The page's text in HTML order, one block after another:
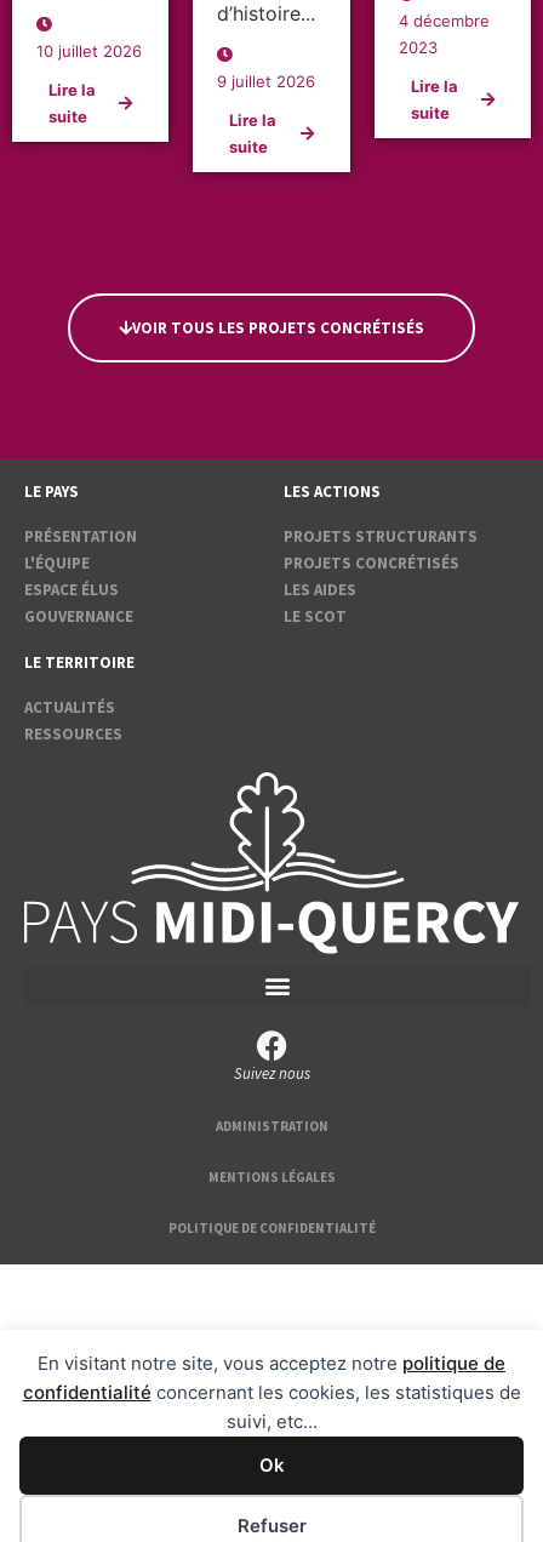
En visitant notre site, vous acceptez notre politique de
confidentialité concernant les cookies, les statistiques de
suivi, etc...
Ok
Refuser
10 juillet 2026
Lire la
suite
d’histoire...
9 juillet 2026
Lire la
suite
4 décembre
2023
Lire la
suite
VOIR TOUS LES PROJETS CONCRÉTISÉS
LE PAYS
PRÉSENTATION
L'ÉQUIPE
ESPACE ÉLUS
GOUVERNANCE
LES ACTIONS
PROJETS STRUCTURANTS
PROJETS CONCRÉTISÉS
LES AIDES
LE SCOT
LE TERRITOIRE
ACTUALITÉS
RESSOURCES
Suivez nous
ADMINISTRATION
MENTIONS LÉGALES
POLITIQUE DE CONFIDENTIALITÉ